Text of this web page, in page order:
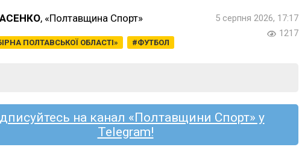
, «Полтавщина Спорт»
ПОЛТАВСЬКОЇ ОБЛАСТІ» ФУТБОЛ
5 серпня 2026, 17:17
1217
на канал «Полтавщини Спорт» у
Telegram!